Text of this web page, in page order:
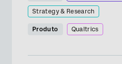
Strategy & Research
Produto Qualtrics